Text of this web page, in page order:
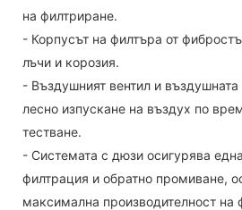
на филтриране.
- Корпусът на филтъра от
лъчи и корозия.
- Въздушният вентил и въздушната
лесно изпускане на въздух по
тестване.
- Системата с дюзи осигурява
филтрация и обратно промиване,
максимална производителност на